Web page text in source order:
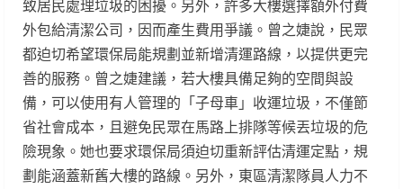
致居民處理垃圾的困擾。另外，許多大樓選擇額外付費
外包給清潔公司，因而產生費用爭議。曾之婕說，民眾
都迫切希望環保局能規劃並新增清運路線，以提供更完
善的服務。曾之婕建議，若大樓具備足夠的空間與設
備，可以使用有人管理的「子母車」收運垃圾，不僅節
省社會成本，且避免民眾在馬路上排隊等候丟垃圾的危
險現象。她也要求環保局須迫切重新評估清運定點，規
劃能涵蓋新舊大樓的路線。另外，東區清潔隊員人力不